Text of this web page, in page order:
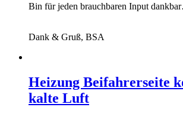
Bin für jeden brauchbaren Input
Dank & Gruß, BSA
Heizung Beifahrerseite
kalte Luft